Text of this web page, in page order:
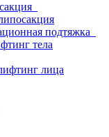
подтяжка
тела
лица